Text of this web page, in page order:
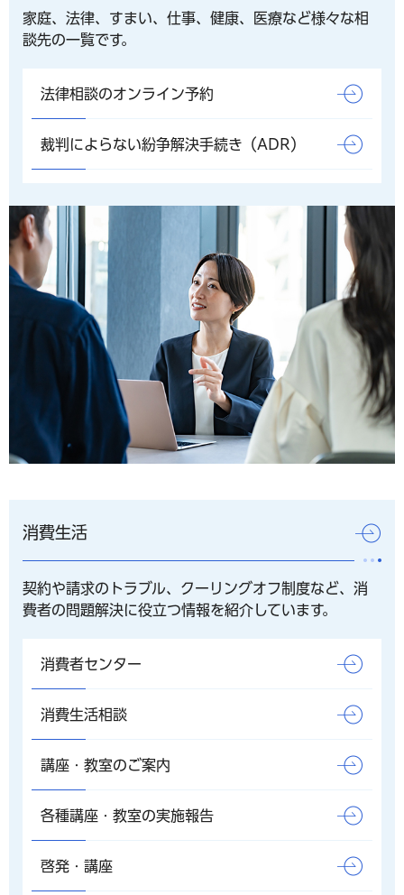
家庭、法律、すまい、仕事、健康、医療など様々な相
談先の一覧です。
法律相談のオンライン予約
裁判によらない紛争解決手続き（ADR）
消費生活
契約や請求のトラブル、クーリングオフ制度など、消
費者の問題解決に役立つ情報を紹介しています。
消費者センター
消費生活相談
講座・教室のご案内
各種講座・教室の実施報告
啓発・講座